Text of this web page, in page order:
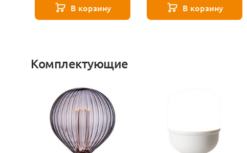
В корзину В корзину
Комплектующие